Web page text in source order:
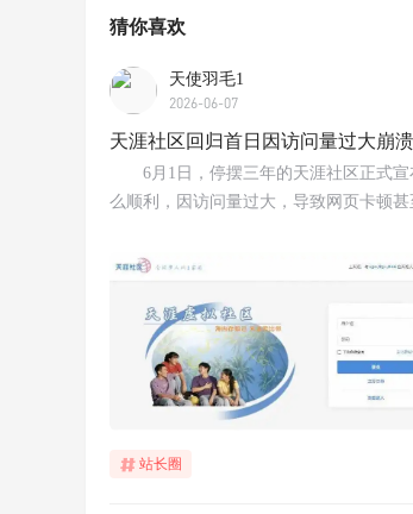
猜你喜欢
天使羽毛1
2026-06-07
天涯社区回归首日因访问量过大崩
6月1日，停摆三年的天涯社区正式宣
么顺利，因访问量过大，导致网页卡
站长圈